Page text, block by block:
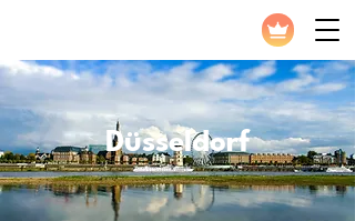
Düsseldorf